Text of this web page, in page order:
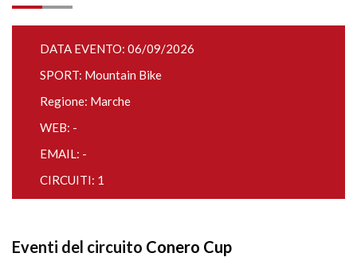
DATA EVENTO: 06/09/2026
SPORT: Mountain Bike
Regione: Marche
WEB: -
EMAIL: -
CIRCUITI: 1
Eventi del circuito Conero Cup